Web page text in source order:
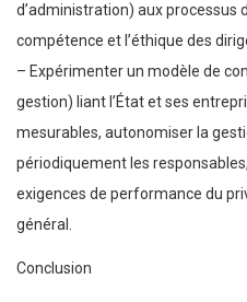
d’administration) aux processus
compétence et l’éthique des
– Expérimenter un modèle de
gestion) liant l’État et ses
mesurables, autonomiser la
périodiquement les
exigences de performance du
général.
Conclusion